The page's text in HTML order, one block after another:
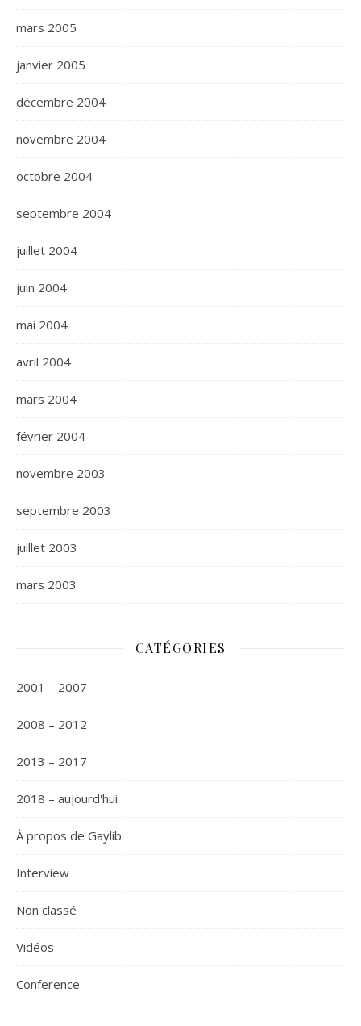
mars 2005
janvier 2005
décembre 2004
novembre 2004
octobre 2004
septembre 2004
juillet 2004
juin 2004
mai 2004
avril 2004
mars 2004
février 2004
novembre 2003
septembre 2003
juillet 2003
mars 2003
CATÉGORIES
2001 – 2007
2008 – 2012
2013 – 2017
2018 – aujourd'hui
À propos de Gaylib
Interview
Non classé
Vidéos
Сonference